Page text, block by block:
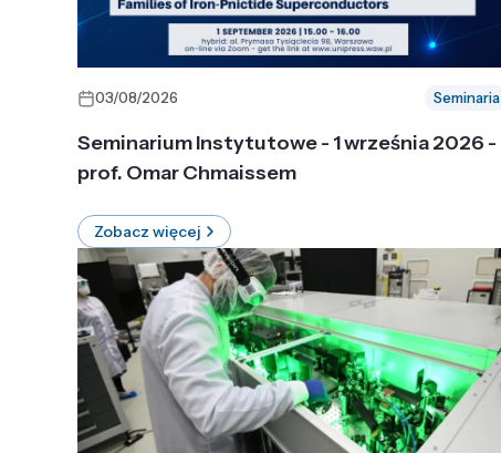
03/08/2026 Seminaria
Seminarium Instytutowe - 1 września 2026 -
prof. Omar Chmaissem
Zobacz więcej